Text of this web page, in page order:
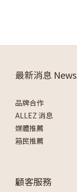
最新消息 News
品牌合作
ALLEZ 消息
媒體推薦
箱民推薦
顧客服務